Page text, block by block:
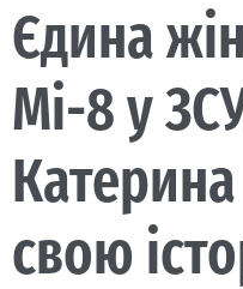
Єдина
Мі-8 у
свою